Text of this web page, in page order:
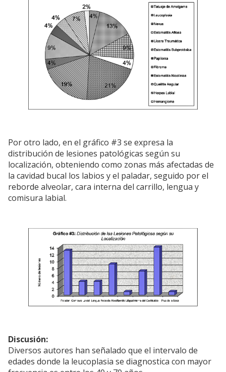
Por otro lado, en el gráfico #3 se expresa la
distribución de lesiones patológicas según su
localización, obteniendo como zonas más afectadas de
la cavidad bucal los labios y el paladar, seguido por el
reborde alveolar, cara interna del carrillo, lengua y
comisura labial.
Discusión:
Diversos autores han señalado que el intervalo de
edades donde la leucoplasia se diagnostica con mayor